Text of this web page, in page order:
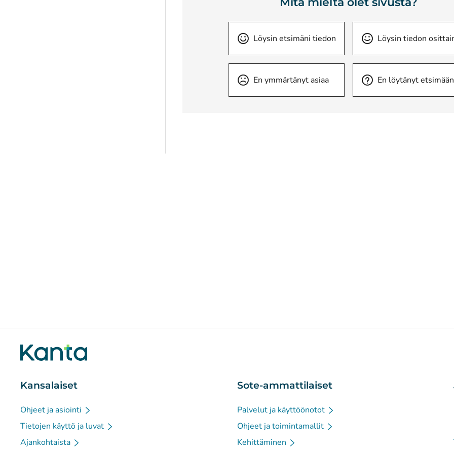
Löysin etsimäni tiedon Löysin tiedon
En ymmärtänyt asiaa En löytänyt
Kansalaiset
Ohjeet ja asiointi
Tietojen käyttö ja luvat
Ajankohtaista
Sote-ammattilaiset
Palvelut ja käyttöönotot
Ohjeet ja toimintamallit
Kehittäminen